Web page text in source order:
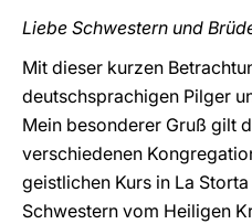
Liebe Schwestern und
Mit dieser kurzen
deutschsprachigen Pilger
Mein besonderer Gruß gilt
verschiedenen
geistlichen Kurs in La
Schwestern vom Heiligen